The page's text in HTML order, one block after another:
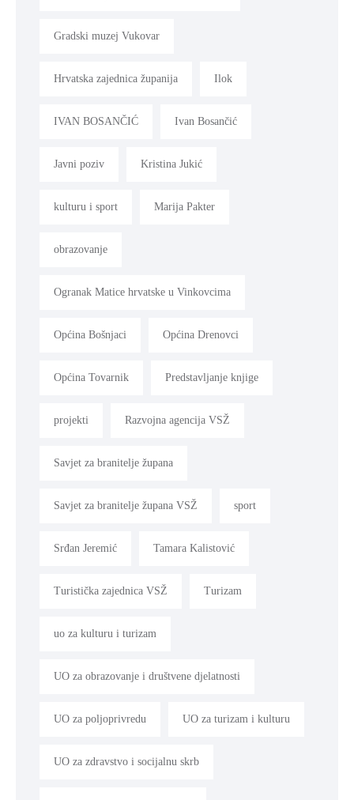
Gradski muzej Vukovar
Hrvatska zajednica županija Ilok
IVAN BOSANČIĆ Ivan Bosančić
Javni poziv Kristina Jukić
kulturu i sport Marija Pakter
obrazovanje
Ogranak Matice hrvatske u Vinkovcima
Općina Bošnjaci Općina Drenovci
Općina Tovarnik Predstavljanje knjige
projekti Razvojna agencija VSŽ
Savjet za branitelje župana
Savjet za branitelje župana VSŽ sport
Srđan Jeremić Tamara Kalistović
Turistička zajednica VSŽ Turizam
uo za kulturu i turizam
UO za obrazovanje i društvene djelatnosti
UO za poljoprivredu UO za turizam i kulturu
UO za zdravstvo i socijalnu skrb